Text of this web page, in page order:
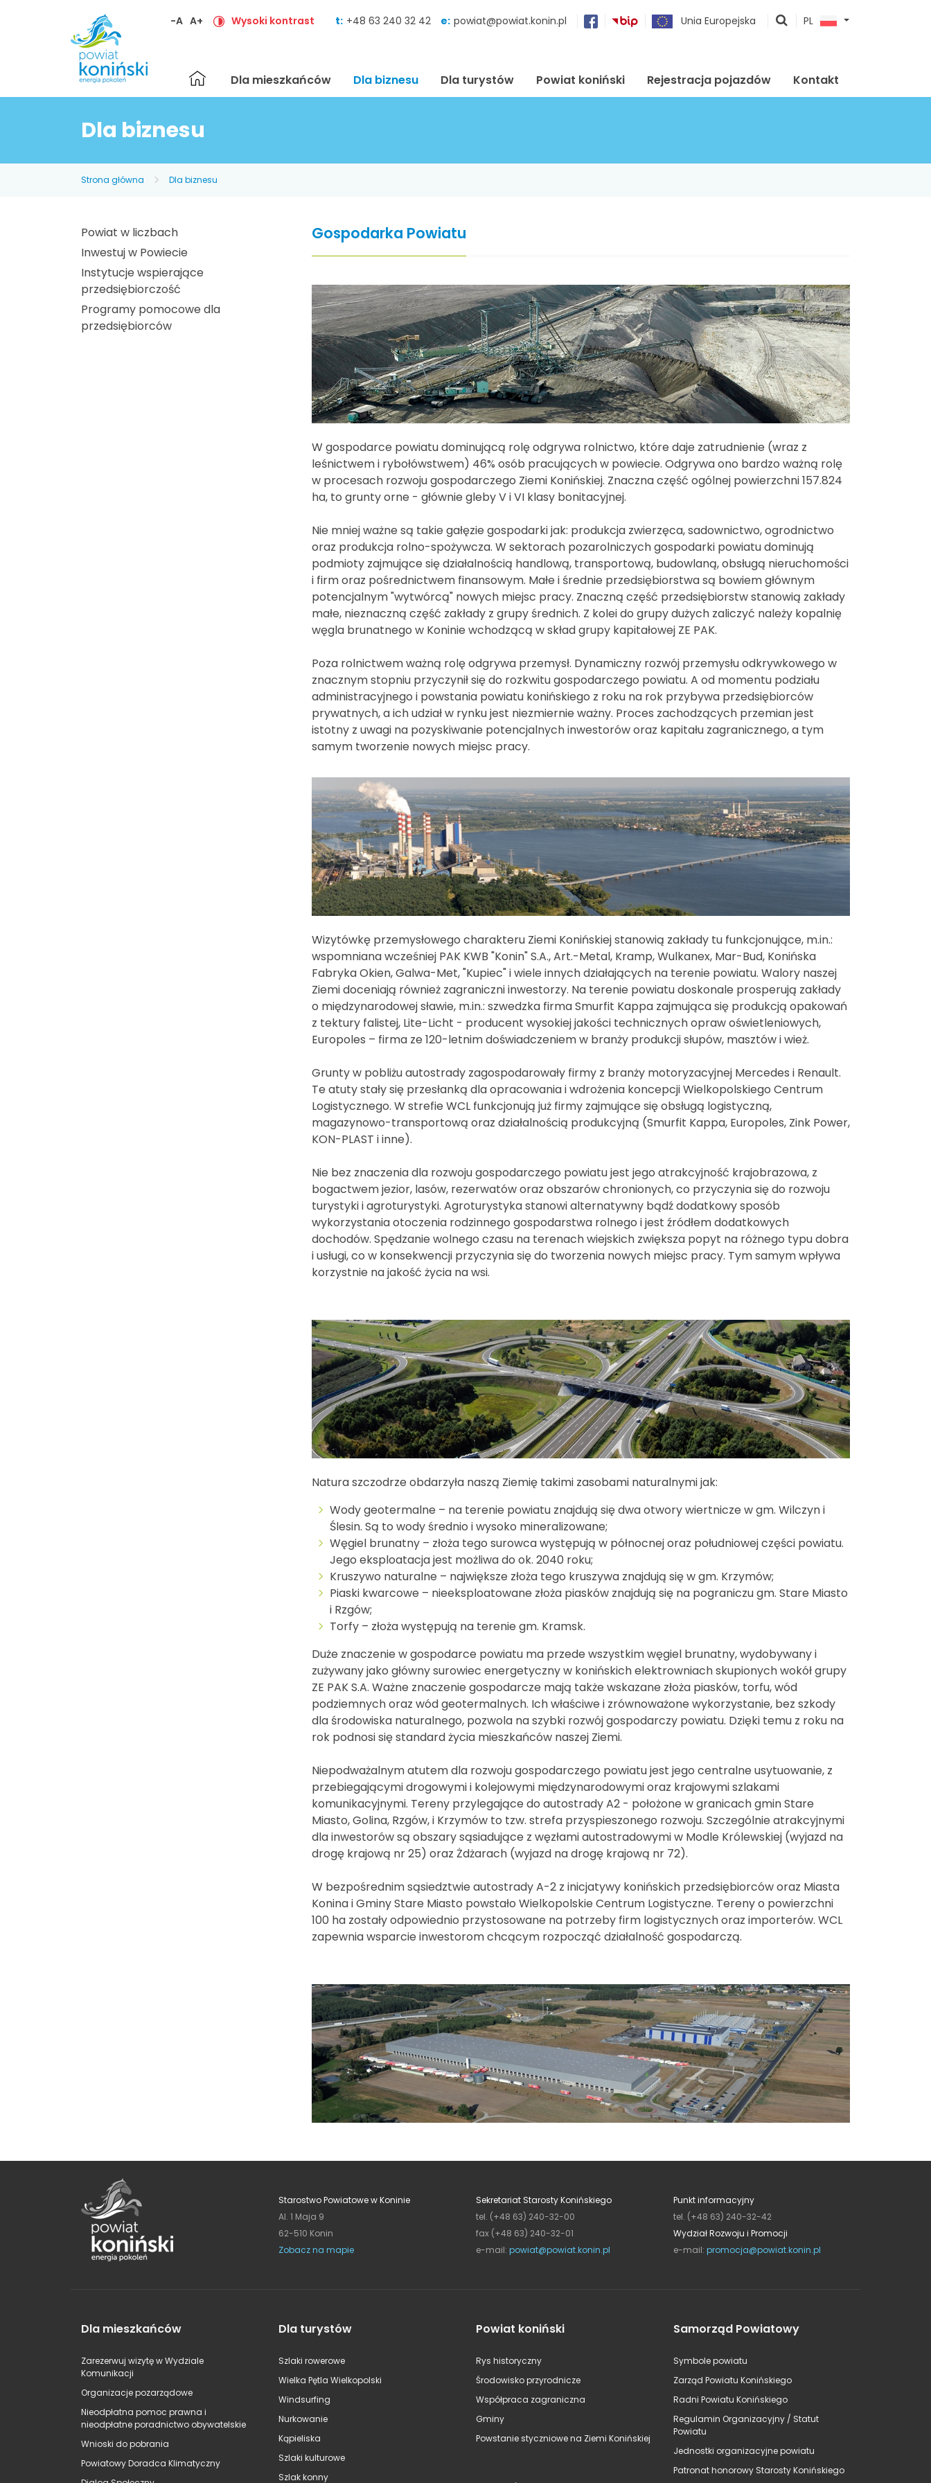
-A A+ Wysoki kontrast t: +48 63 240 32 42 e: powiat@powiat.konin.pl Unia Europejska
pokaż
PL
Strona
główna
Dla mieszkańców Dla biznesu Dla turystów Powiat koniński Rejestracja pojazdów Kontakt
Dla biznesu
Strona główna Dla biznesu
Powiat w liczbach
Inwestuj w Powiecie
Instytucje wspierające
przedsiębiorczość
Programy pomocowe dla
przedsiębiorców
Gospodarka Powiatu
W gospodarce powiatu dominującą rolę odgrywa rolnictwo, które daje zatrudnienie (wraz z
leśnictwem i rybołówstwem) 46% osób pracujących w powiecie. Odgrywa ono bardzo ważną rolę
w procesach rozwoju gospodarczego Ziemi Konińskiej. Znaczna część ogólnej powierzchni 157.824
ha, to grunty orne - głównie gleby V i VI klasy bonitacyjnej.
Nie mniej ważne są takie gałęzie gospodarki jak: produkcja zwierzęca, sadownictwo, ogrodnictwo
oraz produkcja rolno-spożywcza. W sektorach pozarolniczych gospodarki powiatu dominują
podmioty zajmujące się działalnością handlową, transportową, budowlaną, obsługą nieruchomości
i firm oraz pośrednictwem finansowym. Małe i średnie przedsiębiorstwa są bowiem głównym
potencjalnym "wytwórcą" nowych miejsc pracy. Znaczną część przedsiębiorstw stanowią zakłady
małe, nieznaczną część zakłady z grupy średnich. Z kolei do grupy dużych zaliczyć należy kopalnię
węgla brunatnego w Koninie wchodzącą w skład grupy kapitałowej ZE PAK.
Poza rolnictwem ważną rolę odgrywa przemysł. Dynamiczny rozwój przemysłu odkrywkowego w
znacznym stopniu przyczynił się do rozkwitu gospodarczego powiatu. A od momentu podziału
administracyjnego i powstania powiatu konińskiego z roku na rok przybywa przedsiębiorców
prywatnych, a ich udział w rynku jest niezmiernie ważny. Proces zachodzących przemian jest
istotny z uwagi na pozyskiwanie potencjalnych inwestorów oraz kapitału zagranicznego, a tym
samym tworzenie nowych miejsc pracy.
Wizytówkę przemysłowego charakteru Ziemi Konińskiej stanowią zakłady tu funkcjonujące, m.in.:
wspomniana wcześniej PAK KWB "Konin" S.A., Art.-Metal, Kramp, Wulkanex, Mar-Bud, Konińska
Fabryka Okien, Galwa-Met, "Kupiec" i wiele innych działających na terenie powiatu. Walory naszej
Ziemi doceniają również zagraniczni inwestorzy. Na terenie powiatu doskonale prosperują zakłady
o międzynarodowej sławie, m.in.: szwedzka firma Smurfit Kappa zajmująca się produkcją opakowań
z tektury falistej, Lite-Licht - producent wysokiej jakości technicznych opraw oświetleniowych,
Europoles – firma ze 120-letnim doświadczeniem w branży produkcji słupów, masztów i wież.
Grunty w pobliżu autostrady zagospodarowały firmy z branży motoryzacyjnej Mercedes i Renault.
Te atuty stały się przesłanką dla opracowania i wdrożenia koncepcji Wielkopolskiego Centrum
Logistycznego. W strefie WCL funkcjonują już firmy zajmujące się obsługą logistyczną,
magazynowo-transportową oraz działalnością produkcyjną (Smurfit Kappa, Europoles, Zink Power,
KON-PLAST i inne).
Nie bez znaczenia dla rozwoju gospodarczego powiatu jest jego atrakcyjność krajobrazowa, z
bogactwem jezior, lasów, rezerwatów oraz obszarów chronionych, co przyczynia się do rozwoju
turystyki i agroturystyki. Agroturystyka stanowi alternatywny bądź dodatkowy sposób
wykorzystania otoczenia rodzinnego gospodarstwa rolnego i jest źródłem dodatkowych
dochodów. Spędzanie wolnego czasu na terenach wiejskich zwiększa popyt na różnego typu dobra
i usługi, co w konsekwencji przyczynia się do tworzenia nowych miejsc pracy. Tym samym wpływa
korzystnie na jakość życia na wsi.
Natura szczodrze obdarzyła naszą Ziemię takimi zasobami naturalnymi jak:
Wody geotermalne – na terenie powiatu znajdują się dwa otwory wiertnicze w gm. Wilczyn i
Ślesin. Są to wody średnio i wysoko mineralizowane;
Węgiel brunatny – złoża tego surowca występują w północnej oraz południowej części powiatu.
Jego eksploatacja jest możliwa do ok. 2040 roku;
Kruszywo naturalne – największe złoża tego kruszywa znajdują się w gm. Krzymów;
Piaski kwarcowe – nieeksploatowane złoża piasków znajdują się na pograniczu gm. Stare Miasto
i Rzgów;
Torfy – złoża występują na terenie gm. Kramsk.
Duże znaczenie w gospodarce powiatu ma przede wszystkim węgiel brunatny, wydobywany i
zużywany jako główny surowiec energetyczny w konińskich elektrowniach skupionych wokół grupy
ZE PAK S.A. Ważne znaczenie gospodarcze mają także wskazane złoża piasków, torfu, wód
podziemnych oraz wód geotermalnych. Ich właściwe i zrównoważone wykorzystanie, bez szkody
dla środowiska naturalnego, pozwola na szybki rozwój gospodarczy powiatu. Dzięki temu z roku na
rok podnosi się standard życia mieszkańców naszej Ziemi.
Niepodważalnym atutem dla rozwoju gospodarczego powiatu jest jego centralne usytuowanie, z
przebiegającymi drogowymi i kolejowymi międzynarodowymi oraz krajowymi szlakami
komunikacyjnymi. Tereny przylegające do autostrady A2 - położone w granicach gmin Stare
Miasto, Golina, Rzgów, i Krzymów to tzw. strefa przyspieszonego rozwoju. Szczególnie atrakcyjnymi
dla inwestorów są obszary sąsiadujące z węzłami autostradowymi w Modle Królewskiej (wyjazd na
drogę krajową nr 25) oraz Żdżarach (wyjazd na drogę krajową nr 72).
W bezpośrednim sąsiedztwie autostrady A-2 z inicjatywy konińskich przedsiębiorców oraz Miasta
Konina i Gminy Stare Miasto powstało Wielkopolskie Centrum Logistyczne. Tereny o powierzchni
100 ha zostały odpowiednio przystosowane na potrzeby firm logistycznych oraz importerów. WCL
zapewnia wsparcie inwestorom chcącym rozpocząć działalność gospodarczą.
Starostwo Powiatowe w Koninie
Al. 1 Maja 9
62-510 Konin
Zobacz na mapie
Sekretariat Starosty Konińskiego
tel. (+48 63) 240-32-00
fax (+48 63) 240-32-01
e-mail: powiat@powiat.konin.pl
Punkt informacyjny
tel. (+48 63) 240-32-42
Wydział Rozwoju i Promocji
e-mail: promocja@powiat.konin.pl
Dla mieszkańców
Zarezerwuj wizytę w Wydziale
Komunikacji
Organizacje pozarządowe
Nieodpłatna pomoc prawna i
nieodpłatne poradnictwo obywatelskie
Wnioski do pobrania
Powiatowy Doradca Klimatyczny
Dla turystów
Szlaki rowerowe
Wielka Pętla Wielkopolski
Windsurfing
Nurkowanie
Kąpieliska
Szlaki kulturowe
Szlak konny
Powiat koniński
Rys historyczny
Środowisko przyrodnicze
Współpraca zagraniczna
Gminy
Powstanie styczniowe na Ziemi Konińskiej
Samorząd Powiatowy
Symbole powiatu
Zarząd Powiatu Konińskiego
Radni Powiatu Konińskiego
Regulamin Organizacyjny / Statut
Powiatu
Jednostki organizacyjne powiatu
Patronat honorowy Starosty Konińskiego